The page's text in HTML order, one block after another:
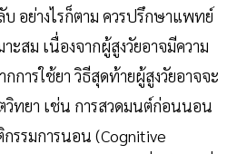
บ อย่างไรก็ตาม ควรปรึกษาแพทย์
ะสม เนื่องจากผู้สูงวัยอาจมีความ
กการใช้ยา วิธีสุดท้ายผู้สูงวัยอาจจะ
วิทยา เช่น การสวดมนต์ก่อนนอน
รรมการนอน (Cognitive